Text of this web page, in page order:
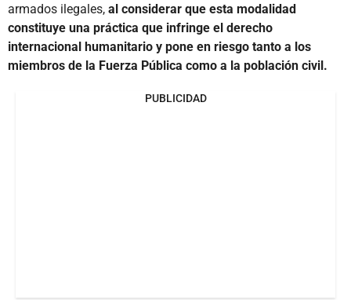
armados ilegales, al considerar que esta modalidad
constituye una práctica que infringe el derecho
internacional humanitario y pone en riesgo tanto a los
miembros de la Fuerza Pública como a la población civil.
PUBLICIDAD